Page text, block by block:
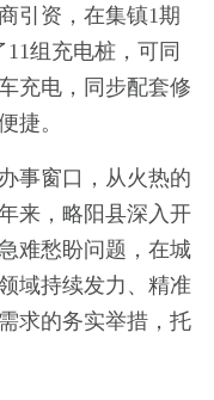
引资，在集镇1期
组充电桩，可同
充电，同步配套修
捷。
事窗口，从火热的
来，略阳县深入开
难愁盼问题，在城
域持续发力、精准
求的务实举措，托